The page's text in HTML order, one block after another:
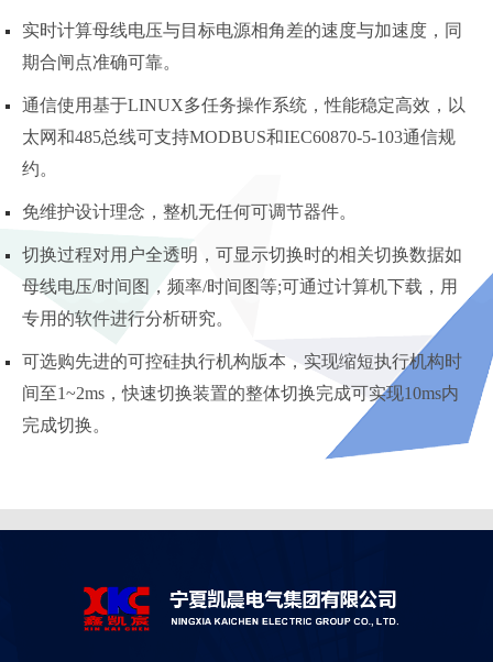
实时计算母线电压与目标电源相角差的速度与加速度，同
期合闸点准确可靠。
通信使用基于LINUX多任务操作系统，性能稳定高效，以
太网和485总线可支持MODBUS和IEC60870-5-103通信规
约。
免维护设计理念，整机无任何可调节器件。
切换过程对用户全透明，可显示切换时的相关切换数据如
母线电压/时间图，频率/时间图等;可通过计算机下载，用
专用的软件进行分析研究。
可选购先进的可控硅执行机构版本，实现缩短执行机构时
间至1~2ms，快速切换装置的整体切换完成可实现10ms内
完成切换。